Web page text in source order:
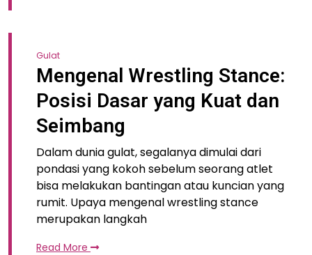
Gulat
Mengenal Wrestling Stance:
Posisi Dasar yang Kuat dan
Seimbang
Dalam dunia gulat, segalanya dimulai dari
pondasi yang kokoh sebelum seorang atlet
bisa melakukan bantingan atau kuncian yang
rumit. Upaya mengenal wrestling stance
merupakan langkah
Read More